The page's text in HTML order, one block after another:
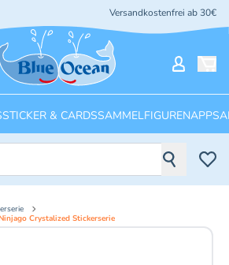
Versandkostenfrei ab 30€
STICKER & CARDSSAMMELFIGURENAPPS
Crystalized Stickerserie